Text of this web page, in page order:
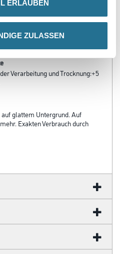
ERLAUBEN
ZULASSEN
und
Verarbeitung und Trocknung:+5
auf glattem Untergrund. Auf
Exakten Verbrauch durch